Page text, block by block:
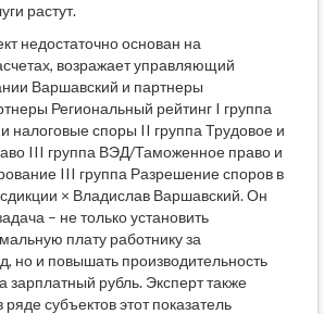
растут.
недостаточно основан на
возражает управляющий
Варшавский и партнеры
Региональный рейтинг I группа
налоговые споры II группа Трудовое и
III группа ВЭД/Таможенное право и
III группа Разрешение споров в
× Владислав Варшавский. Он
– не только установить
плату работнику за
но и повышать производительность
зарплатный рубль. Эксперт также
субъектов этот показатель